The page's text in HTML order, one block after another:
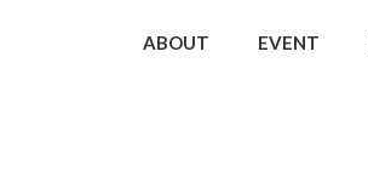
ABOUT EVENT